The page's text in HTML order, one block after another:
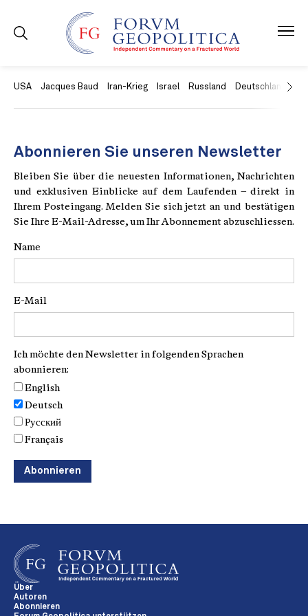
USA Jacques Baud Iran-Krieg Israel Russland Deutschland
Abonnieren Sie unseren Newsletter
Bleiben Sie über die neuesten Informationen, Nachrichten
und exklusiven Einblicke auf dem Laufenden – direkt in
Ihrem Posteingang. Melden Sie sich jetzt an und bestätigen
Sie Ihre E-Mail-Adresse, um Ihr Abonnement abzuschliessen.
Name
E-Mail
Ich möchte den Newsletter in folgenden Sprachen
abonnieren:
English
Deutsch
Русский
Français
Über
Autoren
Abonnieren